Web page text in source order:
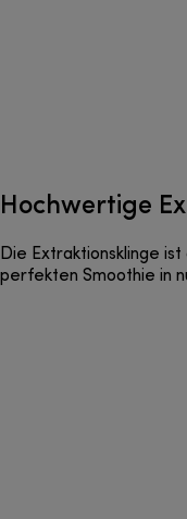
Hochwertige
Die Extraktionsklinge
perfekten Smoothie in